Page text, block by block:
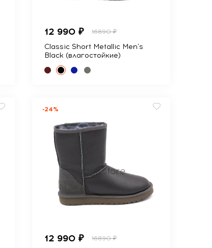
12 990 ₽ 16890 ₽
Classic Short Metallic Men's
Black (влагостойкие)
-24%
12 990 ₽ 16890 ₽